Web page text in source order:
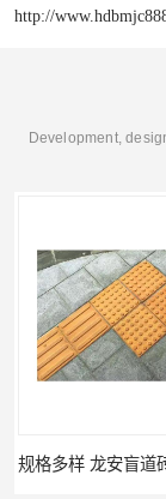
http://
Development,